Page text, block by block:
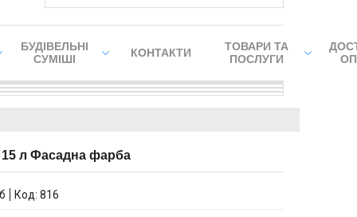
БУДІВЕЛЬНІ
СУМІШІ
КОНТАКТИ
ТОВАРИ ТА
ПОСЛУГИ
15 л Фасадна фарба
Код: 816